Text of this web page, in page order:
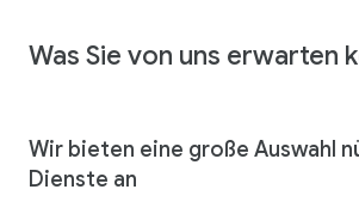
Was Sie von uns erwarten
Wir bieten eine große Auswahl
Dienste an